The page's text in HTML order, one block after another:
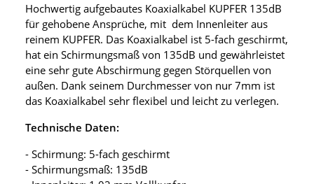
Hochwertig aufgebautes Koaxialkabel KUPFER 135dB
für gehobene Ansprüche, mit dem Innenleiter aus
reinem KUPFER. Das Koaxialkabel ist 5-fach geschirmt,
hat ein Schirmungsmaß von 135dB und gewährleistet
eine sehr gute Abschirmung gegen Störquellen von
außen. Dank seinem Durchmesser von nur 7mm ist
das Koaxialkabel sehr flexibel und leicht zu verlegen.
Technische Daten:
- Schirmung: 5-fach geschirmt
- Schirmungsmaß: 135dB